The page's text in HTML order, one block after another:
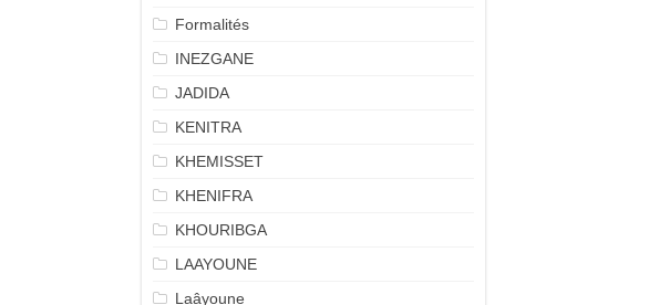
Formalités
INEZGANE
JADIDA
KENITRA
KHEMISSET
KHENIFRA
KHOURIBGA
LAAYOUNE
Laâyoune